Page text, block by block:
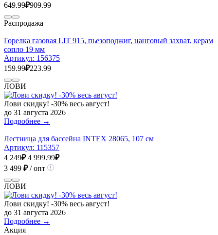
649.99₽909.99
Распродажа
Горелка газовая LIT 915, пьезоподжиг, цанговый захват, керам
сопло 19 мм
Артикул: 156375
159.99₽223.99
ЛОВИ
Лови скидку! -30% весь август!
до 31 августа 2026
Подробнее →
Лестница для бассейна INTEX 28065, 107 см
Артикул: 115357
4 249₽ 4 999.99₽
3 499 ₽/ опт
ЛОВИ
Лови скидку! -30% весь август!
до 31 августа 2026
Подробнее →
Акция